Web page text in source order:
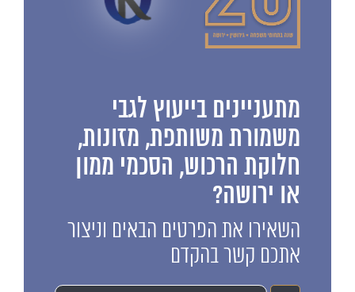
מתעניינים בייעוץ לגבי
משמורת משותפת, מזונות,
חלוקת הרכוש, הסכמי ממון
או ירושה?
השאירו את הפרטים הבאים וניצור
אתכם קשר בהקדם